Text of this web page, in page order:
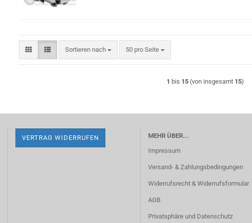
Sortieren nach
Sortieren nach 50 pro Seite
pro Seite
1 bis 15 (von insgesamt 15)
VERTRAG WIDERRUFEN
MEHR ÜBER...
Impressum
Versand- & Zahlungsbedingungen
Widerrufsrecht & Widerrufsformular
AGB
Privatsphäre und Datenschutz